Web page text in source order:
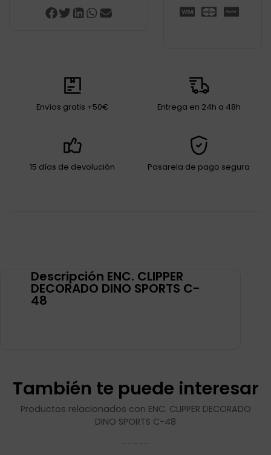
Envíos gratis +50€ Entrega en 24h a 48h
15 días de devolución Pasarela de pago segura
Descripción ENC. CLIPPER
DECORADO DINO SPORTS C-
48
También te puede interesar
Productos relacionados con ENC. CLIPPER DECORADO
DINO SPORTS C-48